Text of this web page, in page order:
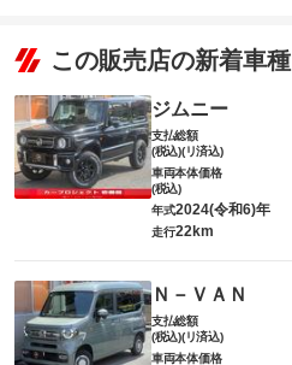
この販売店の新着車種
ジムニー
支払総額
(税込)(リ済込)
車両本体価格
(税込)
年式2024(令和6)年
走行22km
Ｎ－ＶＡＮ
支払総額
(税込)(リ済込)
車両本体価格